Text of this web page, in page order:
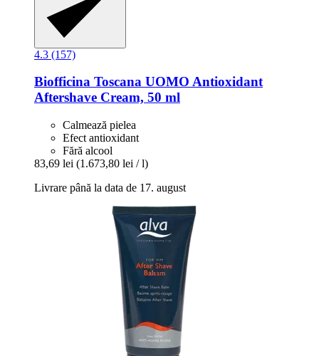
4.3 (157)
Biofficina Toscana UOMO Antioxidant
Aftershave Cream, 50 ml
Calmează pielea
Efect antioxidant
Fără alcool
83,69 lei (1.673,80 lei / l)
Livrare până la data de 17. august